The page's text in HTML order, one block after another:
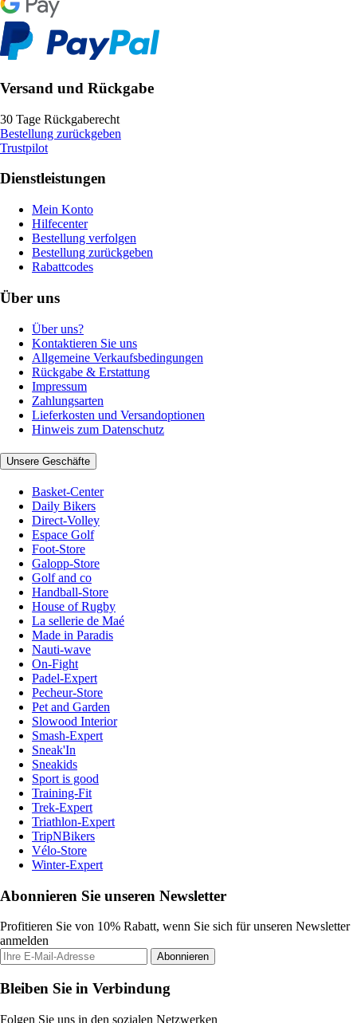
Versand und Rückgabe
30 Tage Rückgaberecht
Bestellung zurückgeben
Trustpilot
Dienstleistungen
Mein Konto
Hilfecenter
Bestellung verfolgen
Bestellung zurückgeben
Rabattcodes
Über uns
Über uns?
Kontaktieren Sie uns
Allgemeine Verkaufsbedingungen
Rückgabe & Erstattung
Impressum
Zahlungsarten
Lieferkosten und Versandoptionen
Hinweis zum Datenschutz
Unsere Geschäfte
Basket-Center
Daily Bikers
Direct-Volley
Espace Golf
Foot-Store
Galopp-Store
Golf and co
Handball-Store
House of Rugby
La sellerie de Maé
Made in Paradis
Nauti-wave
On-Fight
Padel-Expert
Pecheur-Store
Pet and Garden
Slowood Interior
Smash-Expert
Sneak'In
Sneakids
Sport is good
Training-Fit
Trek-Expert
Triathlon-Expert
TripNBikers
Vélo-Store
Winter-Expert
Abonnieren Sie unseren Newsletter
Profitieren Sie von 10% Rabatt, wenn Sie sich für unseren Newsletter
anmelden
Abonnieren
Bleiben Sie in Verbindung
Folgen Sie uns in den sozialen Netzwerken